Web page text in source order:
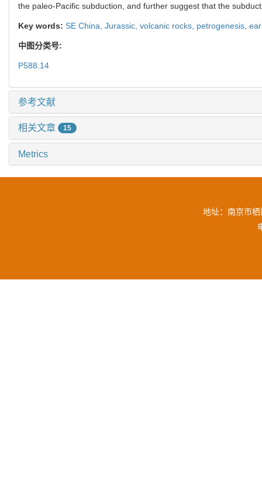
the paleo-Pacific subduction, and further suggest that the
Key words: SE China, Jurassic, volcanic rocks, petrogenesis,
中图分类号:
P588.14
参考文献
相关文章 15
Metrics
地址：南京市